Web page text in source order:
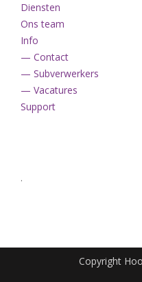
Diensten
Ons team
Info
— Contact
— Subverwerkers
— Vacatures
Support
.
Copyright